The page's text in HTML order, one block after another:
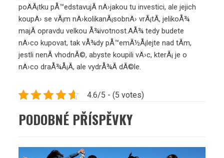
poÄÃ¡tku pÅ™edstavujÃ­ nÄ›jakou tu investici, ale jejich
koupÄ› se vÃ¡m nÄ›kolikanÃ¡sobnÄ› vrÃ¡tÃ­, jelikoÅ¾
majÃ­ opravdu velkou Å¾ivotnost.AÅ¾ tedy budete
nÄ›co kupovat, tak vÅ¾dy pÅ™emÃ½Å¡lejte nad tÃ­m,
jestli nenÃ­ vhodnÃ©, abyste koupili vÄ›c, kterÃ¡ je o
nÄ›co draÅ¾Å¡Ã­, ale vydrÅ¾Ã­ dÃ©le.
4.6/5 - (5 votes)
PODOBNÉ PŘÍSPĚVKY